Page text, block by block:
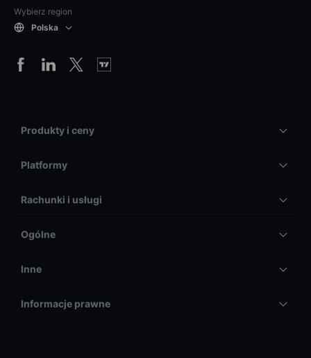
Wybierz region
Polska
Produkty i ceny
Platformy
Rachunki i usługi
Ogólne
Inne
Informacje prawne